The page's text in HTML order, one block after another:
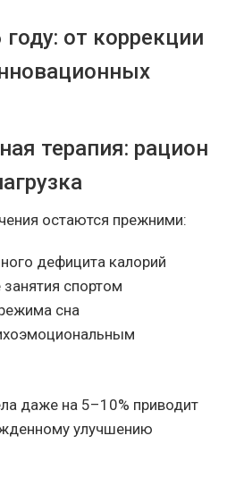
от коррекции
терапия: рацион
остаются прежними:
дефицита калорий
спортом
сна
даже на 5–10% приводит
улучшению